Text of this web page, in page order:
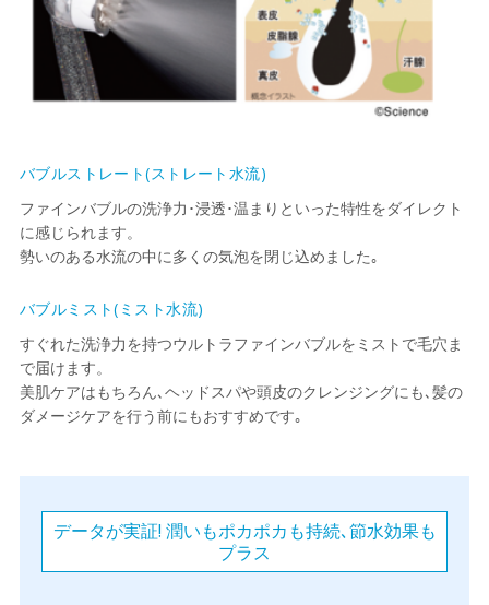
バブルストレート(ストレート水流)
ファインバブルの洗浄力･浸透･温まりといった特性をダイレクト
に感じられます。
勢いのある水流の中に多くの気泡を閉じ込めました｡
バブルミスト(ミスト水流)
すぐれた洗浄力を持つウルトラファインバブルをミストで毛穴ま
で届けます。
美肌ケアはもちろん､ヘッドスパや頭皮のクレンジングにも､髪の
ダメージケアを行う前にもおすすめです｡
データが実証! 潤いもポカポカも持続､節水効果も
プラス